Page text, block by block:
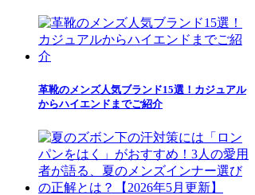
革靴のメンズ人気ブランド15選！カジュアル
からハイエンドまでご紹介